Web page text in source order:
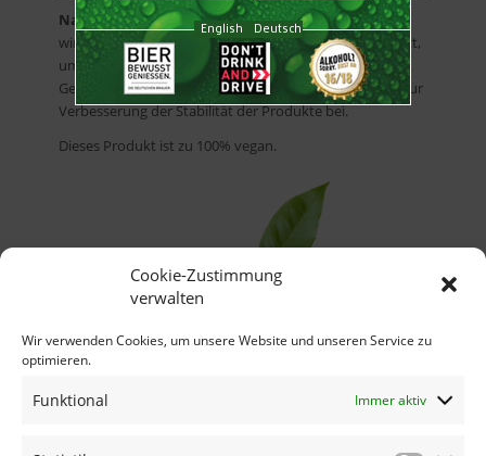
Cookie-Zustimmung
verwalten
Wir verwenden Cookies, um unsere Website und unseren Service zu
optimieren.
Funktional Immer aktiv
Natriumcitratist ein Salz der Zitronensäure. Es
wird sehr häufig in der Lebensmittelindustrie eingesetzt,
um einen erfrischenden, angenehm säuerlichen
Geschmack zu erzielen. Weiterhin trägt Natriumcitrat zur
Verbesserung der Stabilität der Produkte bei.
Dieses Produkt ist zu 100% vegan.